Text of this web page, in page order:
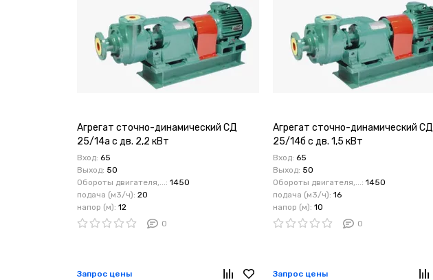
Агрегат сточно-динамический СД
25/14а с дв. 2,2 кВт
Вход: 65
Выход: 50
Обороты двигателя,...: 1450
подача (м3/ч): 20
напор (м): 12
0
Запрос цены
Агрегат сточно-динамический СД
25/14б с дв. 1,5 кВт
Вход: 65
Выход: 50
Обороты двигателя,...: 1450
подача (м3/ч): 16
напор (м): 10
0
Запрос цены